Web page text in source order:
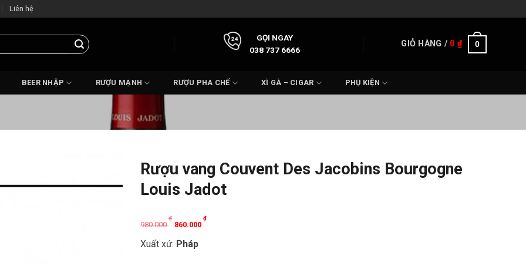
Liên hệ
GỌI NGAY
038 737 6666
GIỎ HÀNG / 0₫ 0
BEER NHẬP RƯỢU MẠNH RƯỢU PHA CHẾ XÌ GÀ – CIGAR PHỤ KIỆN
Rượu vang Couvent Des Jacobins Bourgogne
Louis Jadot
980.000
₫
Original
price
was:
860.000
₫
Current
price
is:
Xuất xứ: Pháp